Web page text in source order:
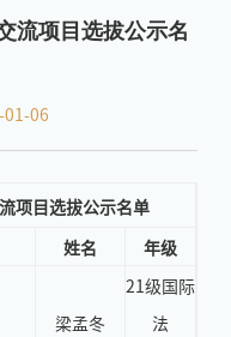
流项目选拔公示名
01-06
项目选拔公示名单
姓名 年级
梁孟冬
21级国际
法